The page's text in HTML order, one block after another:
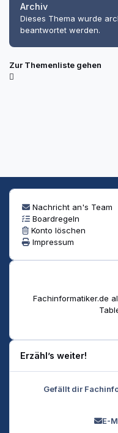
Archiv
Dieses Thema wurde
beantwortet werden.
Zur Themenliste gehen
Nachricht an's Team
Boardregeln
Konto löschen
Impressum
Fachinformatiker.de
Erzähl’s weiter!
Gefällt dir
E-